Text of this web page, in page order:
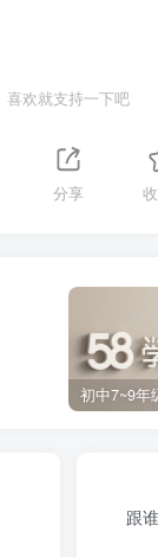
喜欢就支持一下吧
分享
跟